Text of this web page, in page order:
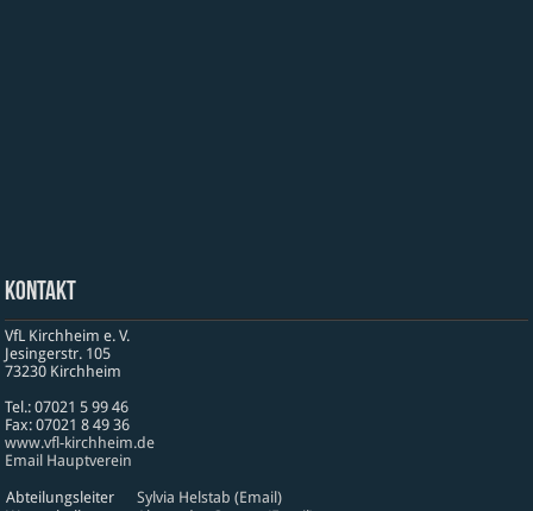
Kontakt
VfL Kirchheim e. V.
Jesinger­str. 105
73230 Kirch­heim
Tel.: 07021 5 99 46
Fax: 07021 8 49 36
www​.vfl​-kirch​heim​.de
Email Hauptverein
Abteilungsleiter
Sylvia Helstab (Email)